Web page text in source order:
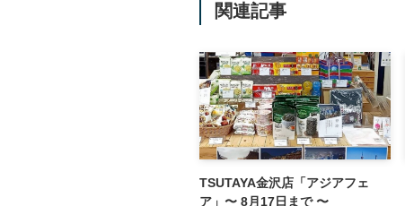
関連記事
TSUTAYA金沢店「アジアフェ
ア」〜 8月17日まで 〜